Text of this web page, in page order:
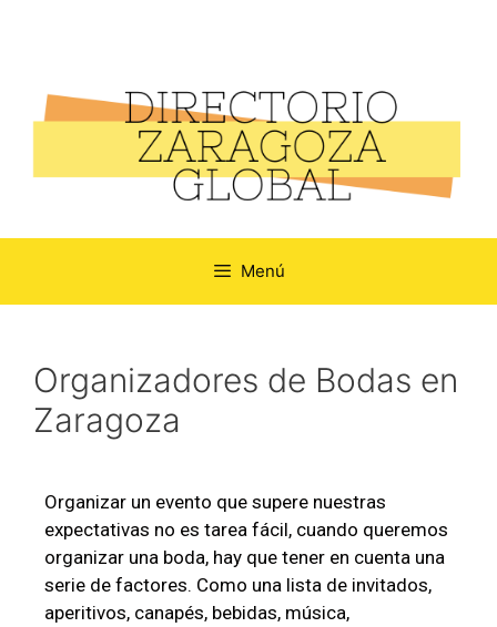
Menú
Organizadores de Bodas en
Zaragoza
Organizar un evento que supere nuestras
expectativas no es tarea fácil, cuando queremos
organizar una boda, hay que tener en cuenta una
serie de factores. Como una lista de invitados,
aperitivos, canapés, bebidas, música,